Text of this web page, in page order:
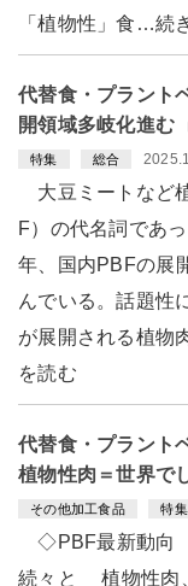
「植物性」食…続
代替食・プラント
開領域多岐化進む
特集 総合
大豆ミートなど
F）の代名詞であ
年、国内PBFの展
んでいる。話題性
が展開される植物
を読む
代替食・プラント
植物性肉＝世界で
その他加工食品 特集
◇PBF最新動向
続々と 植物性肉